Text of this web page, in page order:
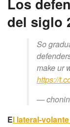
del siglo
So
make ur
https://
—
El lateral-